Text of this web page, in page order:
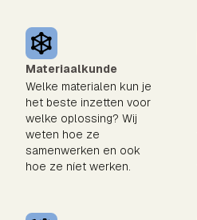
Materiaalkunde
Welke materialen kun je
het beste inzetten voor
welke oplossing? Wij
weten hoe ze
samenwerken en ook
hoe ze níet werken.